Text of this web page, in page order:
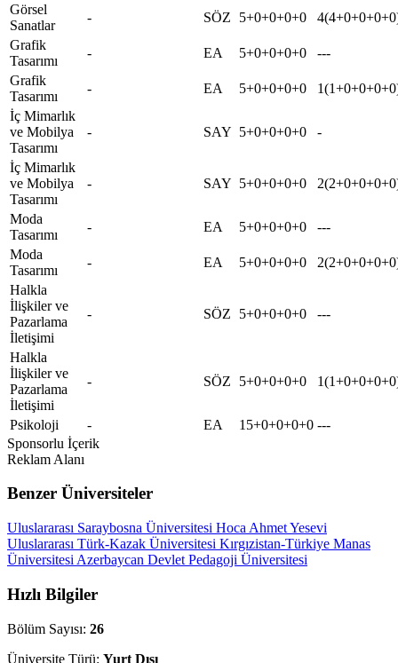
Görsel
Sanatlar
- SÖZ 5+0+0+0+0
Grafik
Tasarımı
- EA 5+0+0+0+0
---
Grafik
Tasarımı
- EA 5+0+0+0+0
İç Mimarlık
ve Mobilya
Tasarımı
- SAY 5+0+0+0+0 -
İç Mimarlık
ve Mobilya
Tasarımı
- SAY 5+0+0+0+0
Moda
Tasarımı
- EA 5+0+0+0+0
---
Moda
Tasarımı
- EA 5+0+0+0+0
Halkla
İlişkiler ve
Pazarlama
İletişimi
- SÖZ 5+0+0+0+0 ---
Halkla
İlişkiler ve
Pazarlama
İletişimi
- SÖZ 5+0+0+0+0
Psikoloji - EA 15+0+0+0+0 ---
Sponsorlu İçerik
Reklam Alanı
Benzer Üniversiteler
Uluslararası Saraybosna Üniversitesi Hoca Ahmet Yesevi
Uluslararası Türk-Kazak Üniversitesi Kırgızistan-Türkiye Manas
Üniversitesi Azerbaycan Devlet Pedagoji Üniversitesi
Hızlı Bilgiler
Bölüm Sayısı: 26
Üniversite Türü: Yurt Dışı